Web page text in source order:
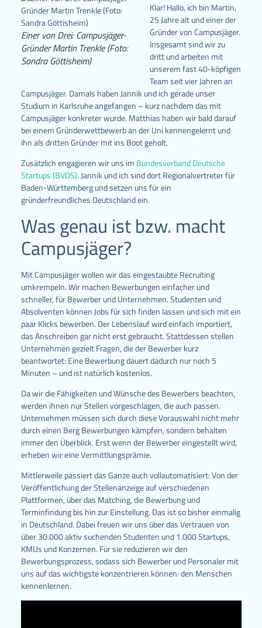
Einer von Drei: Campusjäger-
Gründer Martin Trenkle (Foto:
Sandra Göttisheim)
Klar! Hallo, ich bin Martin,
25 Jahre alt und einer der
Gründer von Campusjäger.
Insgesamt sind wir zu
dritt und arbeiten mit
unserem fast 40-köpfigen
Team seit vier Jahren an
Campusjäger. Damals haben Jannik und ich gerade unser
Studium in Karlsruhe angefangen – kurz nachdem das mit
Campusjäger konkreter wurde. Matthias haben wir bald darauf
bei einem Gründerwettbewerb an der Uni kennengelernt und
ihn als dritten Gründer mit ins Boot geholt.
Zusätzlich engagieren wir uns im Bundesverband Deutsche
Startups (BVDS). Jannik und ich sind dort Regionalvertreter für
Baden-Württemberg und setzen uns für ein
gründerfreundliches Deutschland ein.
Was genau ist bzw. macht
Campusjäger?
Mit Campusjäger wollen wir das eingestaubte Recruiting
umkrempeln. Wir machen Bewerbungen einfacher und
schneller, für Bewerber und Unternehmen. Studenten und
Absolventen können Jobs für sich finden lassen und sich mit ein
paar Klicks bewerben. Der Lebenslauf wird einfach importiert,
das Anschreiben gar nicht erst gebraucht. Stattdessen stellen
Unternehmen gezielt Fragen, die der Bewerber kurz
beantwortet: Eine Bewerbung dauert dadurch nur noch 5
Minuten – und ist natürlich kostenlos.
Da wir die Fähigkeiten und Wünsche des Bewerbers beachten,
werden ihnen nur Stellen vorgeschlagen, die auch passen.
Unternehmen müssen sich durch diese Vorauswahl nicht mehr
durch einen Berg Bewerbungen kämpfen, sondern behalten
immer den Überblick. Erst wenn der Bewerber eingestellt wird,
erheben wir eine Vermittlungsprämie.
Mittlerweile passiert das Ganze auch vollautomatisiert: Von der
Veröffentlichung der Stellenanzeige auf verschiedenen
Plattformen, über das Matching, die Bewerbung und
Terminfindung bis hin zur Einstellung. Das ist so bisher einmalig
in Deutschland. Dabei freuen wir uns über das Vertrauen von
über 30.000 aktiv suchenden Studenten und 1.000 Startups,
KMUs und Konzernen. Für sie reduzieren wir den
Bewerbungsprozess, sodass sich Bewerber und Personaler mit
uns auf das wichtigste konzentrieren können: den Menschen
kennenlernen.